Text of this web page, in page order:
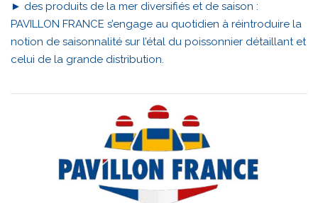
► des produits de la mer diversifiés et de saison :
PAVILLON FRANCE s’engage au quotidien à réintroduire la
notion de saisonnalité sur l’étal du poissonnier détaillant et
celui de la grande distribution.